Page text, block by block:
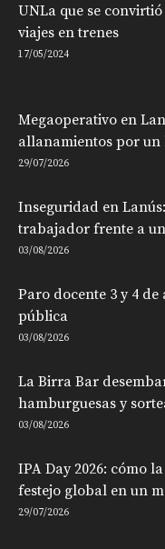
UNLa que se
viajes en trenes
17/05/2024
Megaoperativo en
allanamientos por
29/07/2026
Inseguridad en
trabajador frente a
03/08/2026
Paro docente 3 y 4 de
pública
03/08/2026
La Birra Bar
hamburguesas y
03/08/2026
IPA Day 2026: cómo
festejo global en un
29/07/2026